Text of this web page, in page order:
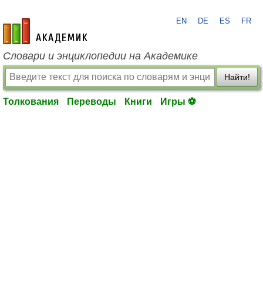
academic.ru
EN DE ES FR
Словари и энциклопедии на Академике
Найти!
Толкования Переводы Книги Игры ⚽